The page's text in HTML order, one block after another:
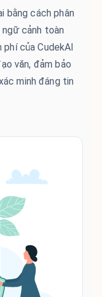
bằng cách phân
cảnh toàn
phí của CudekAI
văn, đảm bảo
minh đáng tin